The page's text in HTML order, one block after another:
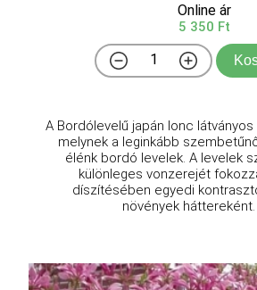
Online ár
5 350 Ft
A Bordólevelű japán lonc
melynek a leginkább
élénk bordó levelek. A levelek
különleges vonzerejét
díszítésében egyedi
növények háttereként.